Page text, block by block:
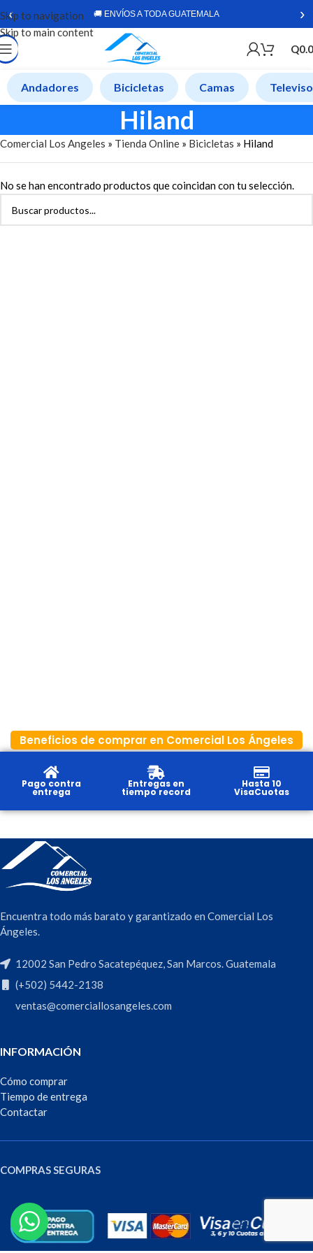
Skip to navigation
Skip to main content
‹ 🚚 ENVÍOS A TODA GUATEMALA ›
Q
Andadores Bicicletas Camas
Hiland
Comercial Los Angeles » Tienda Online » Bicicletas » Hiland
No se han encontrado productos que coincidan con tu selección.
Beneficios de comprar en Comercial Los Ángeles
Pago contra
entrega
Entregas en
tiempo record
Hasta 10
VisaCuotas
Encuentra todo más barato y garantizado en Comercial Los
Ángeles.
12002 San Pedro Sacatepéquez, San Marcos. Guatemala
(+502) 5442-2138
ventas@comerciallosangeles.com
INFORMACIÓN
Cómo comprar
Tiempo de entrega
Contactar
COMPRAS SEGURAS